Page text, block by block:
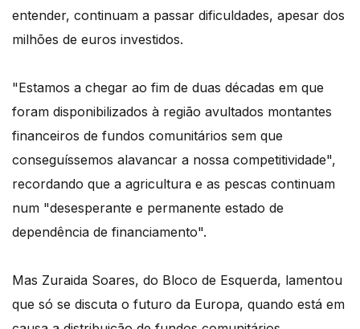
entender, continuam a passar dificuldades, apesar dos
milhões de euros investidos.
"Estamos a chegar ao fim de duas décadas em que
foram disponibilizados à região avultados montantes
financeiros de fundos comunitários sem que
conseguíssemos alavancar a nossa competitividade",
recordando que a agricultura e as pescas continuam
num "desesperante e permanente estado de
dependência de financiamento".
Mas Zuraida Soares, do Bloco de Esquerda, lamentou
que só se discuta o futuro da Europa, quando está em